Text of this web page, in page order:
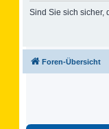
Sind Sie sich sicher,
Foren-Übersicht